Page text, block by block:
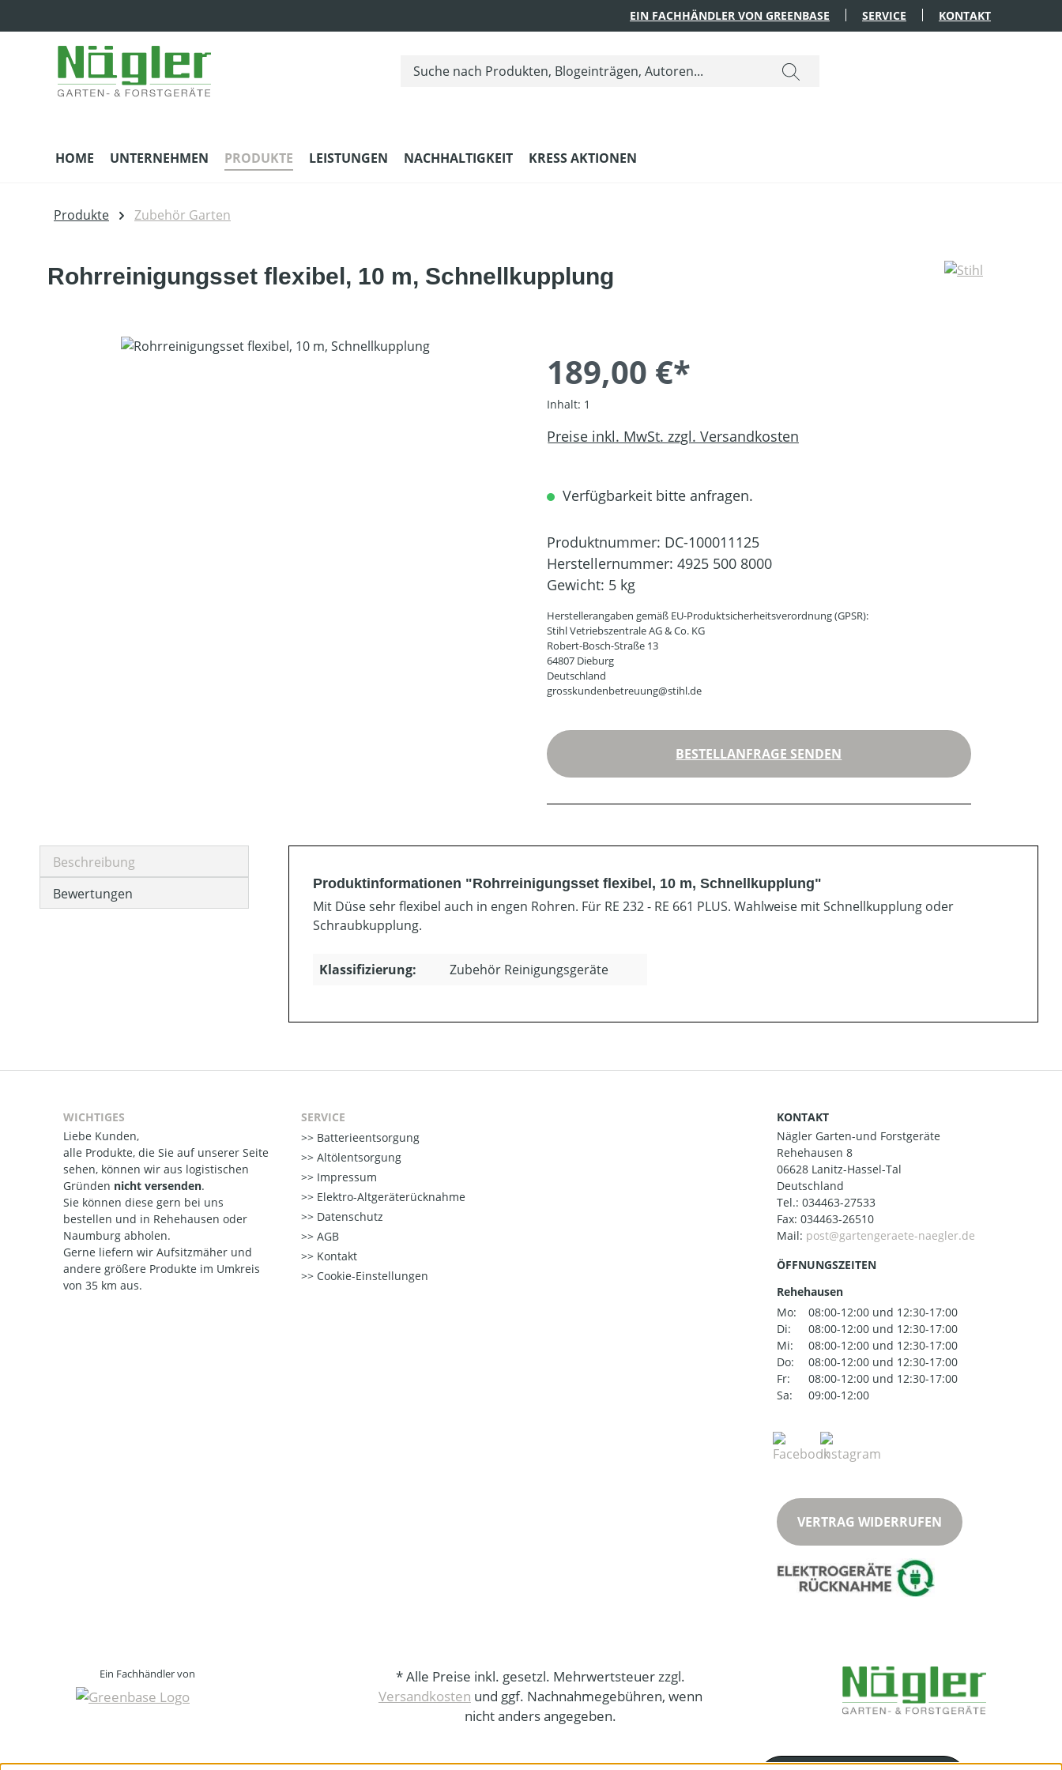
EIN FACHHÄNDLER VON GREENBASE SERVICE KONTAKT
HOME UNTERNEHMEN PRODUKTE LEISTUNGEN NACHHALTIGKEIT KRESS AKTIONEN
Produkte Zubehör Garten
Rohrreinigungsset flexibel, 10 m, Schnellkupplung
Bildergalerie überspringen
189,00 €*
Inhalt: 1
Preise inkl. MwSt. zzgl. Versandkosten
Verfügbarkeit bitte anfragen.
Produktnummer: DC-100011125
Herstellernummer: 4925 500 8000
Gewicht: 5 kg
Herstellerangaben gemäß EU-Produktsicherheitsverordnung (GPSR):
Stihl Vetriebszentrale AG & Co. KG
Robert-Bosch-Straße 13
64807 Dieburg
Deutschland
grosskundenbetreuung@stihl.de
BESTELLANFRAGE SENDEN
Beschreibung
Bewertungen
Produktinformationen "Rohrreinigungsset flexibel, 10 m, Schnellkupplung"
Mit Düse sehr flexibel auch in engen Rohren. Für RE 232 - RE 661 PLUS. Wahlweise mit Schnellkupplung oder
Schraubkupplung.
Klassifizierung: Zubehör Reinigungsgeräte
WICHTIGES
Liebe Kunden,
alle Produkte, die Sie auf unserer Seite
sehen, können wir aus logistischen
Gründen nicht versenden.
Sie können diese gern bei uns
bestellen und in Rehehausen oder
Naumburg abholen.
Gerne liefern wir Aufsitzmäher und
andere größere Produkte im Umkreis
von 35 km aus.
SERVICE
Batterieentsorgung
Altölentsorgung
Impressum
Elektro-Altgeräterücknahme
Datenschutz
AGB
Kontakt
Cookie-Einstellungen
KONTAKT
Nägler Garten-und Forstgeräte
Rehehausen 8
06628 Lanitz-Hassel-Tal
Deutschland
Tel.: 034463-27533
Fax: 034463-26510
Mail:
ÖFFNUNGSZEITEN
Rehehausen
Mo:
08:00-12:00 und 12:30-17:00
Di:
08:00-12:00 und 12:30-17:00
Mi:
08:00-12:00 und 12:30-17:00
Do:
08:00-12:00 und 12:30-17:00
Fr:
08:00-12:00 und 12:30-17:00
Sa:
09:00-12:00
VERTRAG WIDERRUFEN
Ein Fachhändler von
* Alle Preise inkl. gesetzl. Mehrwertsteuer zzgl.
Versandkosten und ggf. Nachnahmegebühren, wenn
nicht anders angegeben.